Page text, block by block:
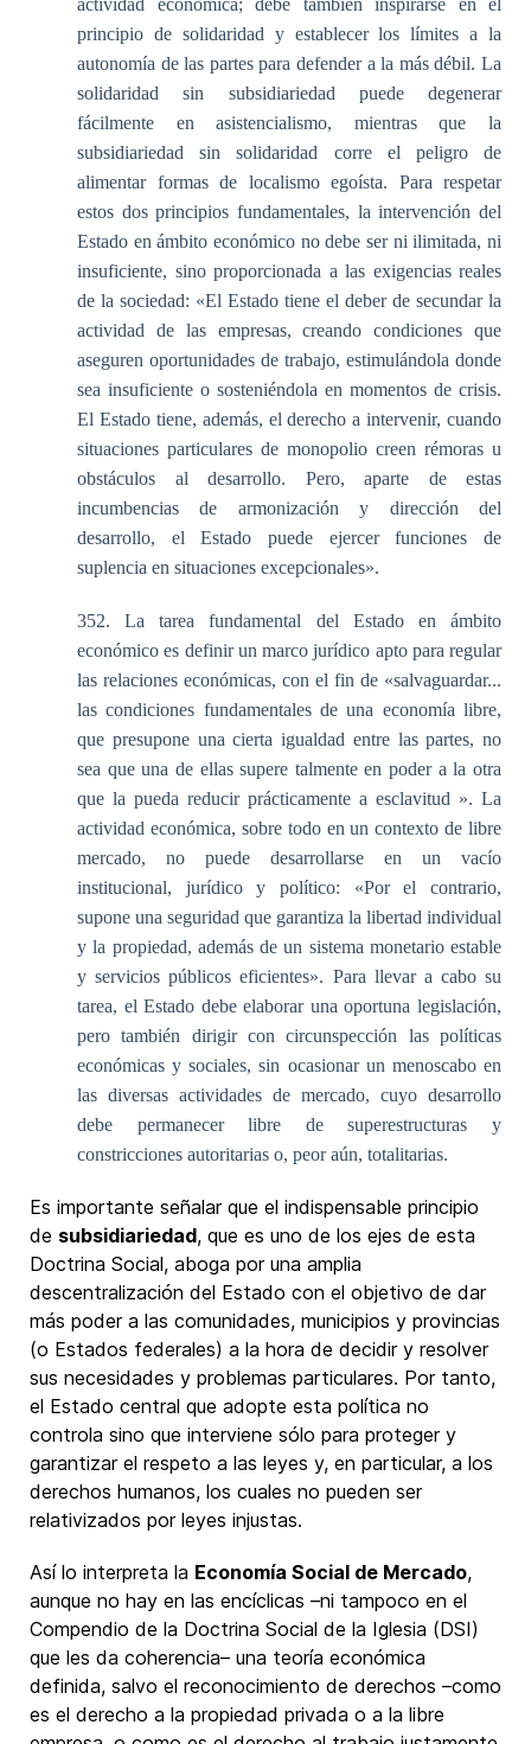
actividad económica; debe también inspirarse en el
principio de solidaridad y establecer los límites a la
autonomía de las partes para defender a la más débil. La
solidaridad sin subsidiariedad puede degenerar
fácilmente en asistencialismo, mientras que la
subsidiariedad sin solidaridad corre el peligro de
alimentar formas de localismo egoísta. Para respetar
estos dos principios fundamentales, la intervención del
Estado en ámbito económico no debe ser ni ilimitada, ni
insuficiente, sino proporcionada a las exigencias reales
de la sociedad: «El Estado tiene el deber de secundar la
actividad de las empresas, creando condiciones que
aseguren oportunidades de trabajo, estimulándola donde
sea insuficiente o sosteniéndola en momentos de crisis.
El Estado tiene, además, el derecho a intervenir, cuando
situaciones particulares de monopolio creen rémoras u
obstáculos al desarrollo. Pero, aparte de estas
incumbencias de armonización y dirección del
desarrollo, el Estado puede ejercer funciones de
suplencia en situaciones excepcionales».
352. La tarea fundamental del Estado en ámbito
económico es definir un marco jurídico apto para regular
las relaciones económicas, con el fin de «salvaguardar...
las condiciones fundamentales de una economía libre,
que presupone una cierta igualdad entre las partes, no
sea que una de ellas supere talmente en poder a la otra
que la pueda reducir prácticamente a esclavitud ». La
actividad económica, sobre todo en un contexto de libre
mercado, no puede desarrollarse en un vacío
institucional, jurídico y político: «Por el contrario,
supone una seguridad que garantiza la libertad individual
y la propiedad, además de un sistema monetario estable
y servicios públicos eficientes». Para llevar a cabo su
tarea, el Estado debe elaborar una oportuna legislación,
pero también dirigir con circunspección las políticas
económicas y sociales, sin ocasionar un menoscabo en
las diversas actividades de mercado, cuyo desarrollo
debe permanecer libre de superestructuras y
constricciones autoritarias o, peor aún, totalitarias.
Es importante señalar que el indispensable principio
de subsidiariedad, que es uno de los ejes de esta
Doctrina Social, aboga por una amplia
descentralización del Estado con el objetivo de dar
más poder a las comunidades, municipios y provincias
(o Estados federales) a la hora de decidir y resolver
sus necesidades y problemas particulares. Por tanto,
el Estado central que adopte esta política no
controla sino que interviene sólo para proteger y
garantizar el respeto a las leyes y, en particular, a los
derechos humanos, los cuales no pueden ser
relativizados por leyes injustas.
Así lo interpreta la Economía Social de Mercado,
aunque no hay en las encíclicas –ni tampoco en el
Compendio de la Doctrina Social de la Iglesia (DSI)
que les da coherencia– una teoría económica
definida, salvo el reconocimiento de derechos –como
es el derecho a la propiedad privada o a la libre